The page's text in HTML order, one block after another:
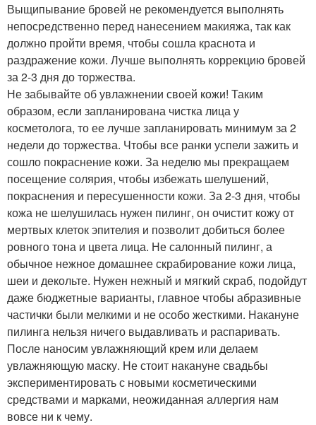
Выщипывание бровей не рекомендуется выполнять
непосредственно перед нанесением макияжа, так как
должно пройти время, чтобы сошла краснота и
раздражение кожи. Лучше выполнять коррекцию бровей
за 2-3 дня до торжества.
Не забывайте об увлажнении своей кожи! Таким
образом, если запланирована чистка лица у
косметолога, то ее лучше запланировать минимум за 2
недели до торжества. Чтобы все ранки успели зажить и
сошло покраснение кожи. За неделю мы прекращаем
посещение солярия, чтобы избежать шелушений,
покраснения и пересушенности кожи. За 2-3 дня, чтобы
кожа не шелушилась нужен пилинг, он очистит кожу от
мертвых клеток эпителия и позволит добиться более
ровного тона и цвета лица. Не салонный пилинг, а
обычное нежное домашнее скрабирование кожи лица,
шеи и декольте. Нужен нежный и мягкий скраб, подойдут
даже бюджетные варианты, главное чтобы абразивные
частички были мелкими и не особо жесткими. Накануне
пилинга нельзя ничего выдавливать и распаривать.
После наносим увлажняющий крем или делаем
увлажняющую маску. Не стоит накануне свадьбы
экспериментировать с новыми косметическими
средствами и марками, неожиданная аллергия нам
вовсе ни к чему.